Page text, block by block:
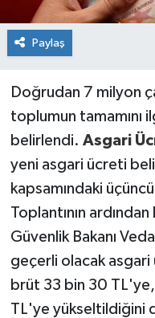
Paylaş
Doğrudan 7 milyon
toplumun tamamını
belirlendi. Asgari
yeni asgari ücreti
kapsamındaki
Toplantının
Güvenlik Bakanı
geçerli olacak
brüt 33 bin 30
TL'ye yükseltildiğini